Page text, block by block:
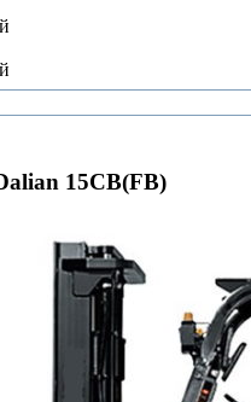
15CB(FB)